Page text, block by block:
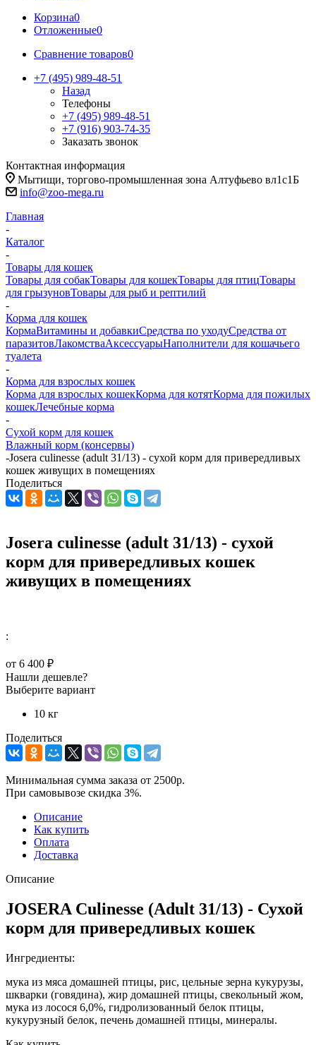
Корзина0
Отложенные0
Сравнение товаров0
+7 (495) 989-48-51
Назад
Телефоны
+7 (495) 989-48-51
+7 (916) 903-74-35
Заказать звонок
Контактная информация
Мытищи, торгово-промышленная зона Алтуфьево вл1с1Б
info@zoo-mega.ru
Главная
-
Каталог
-
Товары для кошек
Товары для собакТовары для кошекТовары для птицТовары
для грызуновТовары для рыб и рептилий
-
Корма для кошек
КормаВитамины и добавкиСредства по уходуСредства от
паразитовЛакомстваАксессуарыНаполнители для кошачьего
туалета
-
Корма для взрослых кошек
Корма для взрослых кошекКорма для котятКорма для пожилых
кошекЛечебные корма
-
Сухой корм для кошек
Влажный корм (консервы)
-Josera culinesse (adult 31/13) - сухой корм для привередливых
кошек живущих в помещениях
Поделиться
Josera culinesse (adult 31/13) - сухой
корм для привередливых кошек
живущих в помещениях
:
от 6 400 ₽
Нашли дешевле?
Выберите вариант
10 кг
Поделиться
Минимальная сумма заказа от 2500р.
При самовывозе скидка 3%.
Описание
Как купить
Оплата
Доставка
Описание
JOSERA Culinesse (Adult 31/13) - Сухой
корм для привередливых кошек
Ингредиенты:
мука из мяса домашней птицы, рис, цельные зерна кукурузы,
шкварки (говядина), жир домашней птицы, свекольный жом,
мука из лосося 6,0%, гидролизованный белок птицы,
кукурузный белок, печень домашней птицы, минералы.